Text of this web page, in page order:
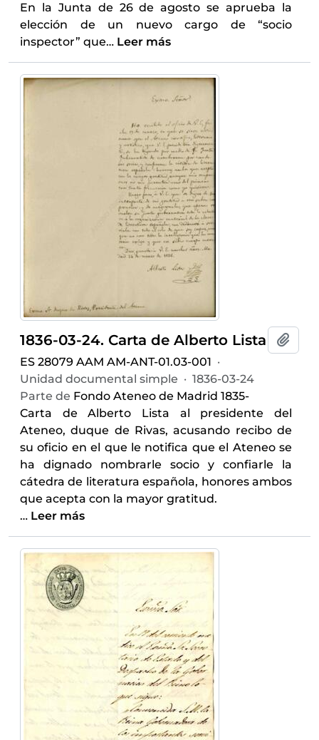
En la Junta de 26 de agosto se aprueba la
elección de un nuevo cargo de “socio
inspector” que… Leer más
1836-03-24. Carta de Alberto Lista
ES 28079 AAM AM-ANT-01.03-001 ·
Unidad documental simple · 1836-03-24
Parte de Fondo Ateneo de Madrid 1835-
Carta de Alberto Lista al presidente del
Ateneo, duque de Rivas, acusando recibo de
su oficio en el que le notifica que el Ateneo se
ha dignado nombrarle socio y confiarle la
cátedra de literatura española, honores ambos
que acepta con la mayor gratitud.
… Leer más